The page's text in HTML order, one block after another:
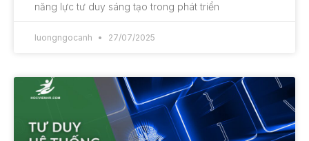
năng lực tư duy sáng tạo trong phát triển
luongngocanh 27/07/2025